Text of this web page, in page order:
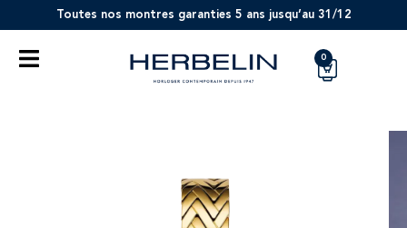
Toutes nos montres garanties 5 ans jusqu’au 31/12
0